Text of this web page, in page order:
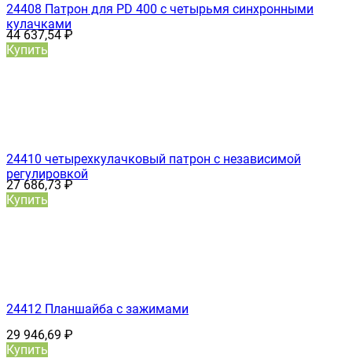
24408 Патрон для PD 400 с четырьмя синхронными
кулачками
44 637,54₽
Купить
24410 четырехкулачковый патрон с независимой
регулировкой
27 686,73₽
Купить
24412 Планшайба с зажимами
29 946,69 ₽
Купить